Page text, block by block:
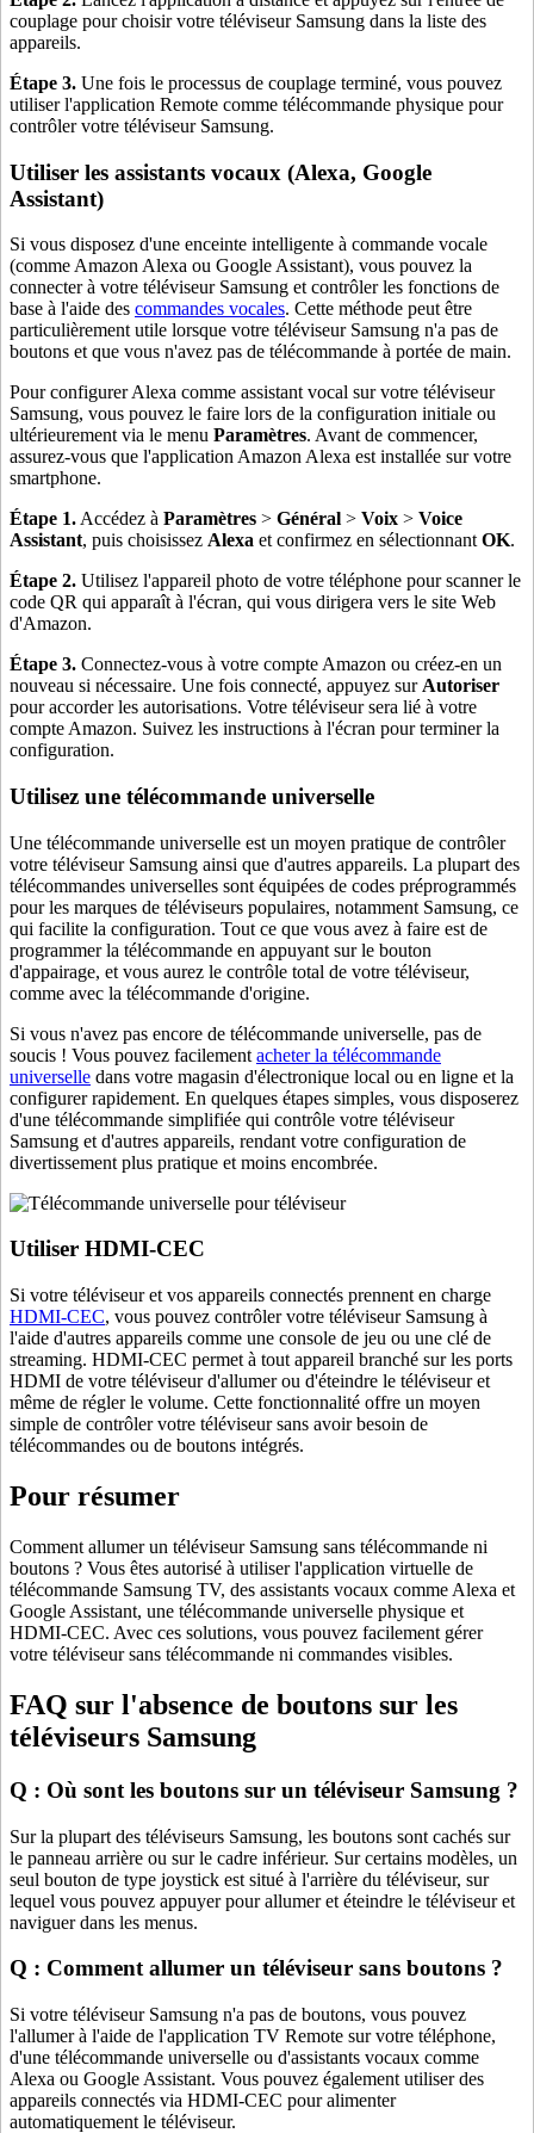
couplage pour choisir votre téléviseur Samsung dans la liste des
appareils.
Étape 3. Une fois le processus de couplage terminé, vous pouvez
utiliser l'application Remote comme télécommande physique pour
contrôler votre téléviseur Samsung.
Utiliser les assistants vocaux (Alexa, Google
Assistant)
Si vous disposez d'une enceinte intelligente à commande vocale
(comme Amazon Alexa ou Google Assistant), vous pouvez la
connecter à votre téléviseur Samsung et contrôler les fonctions de
base à l'aide des commandes vocales. Cette méthode peut être
particulièrement utile lorsque votre téléviseur Samsung n'a pas de
boutons et que vous n'avez pas de télécommande à portée de main.
Pour configurer Alexa comme assistant vocal sur votre téléviseur
Samsung, vous pouvez le faire lors de la configuration initiale ou
ultérieurement via le menu Paramètres. Avant de commencer,
assurez-vous que l'application Amazon Alexa est installée sur votre
smartphone.
Étape 1. Accédez à Paramètres > Général > Voix > Voice
Assistant, puis choisissez Alexa et confirmez en sélectionnant OK.
Étape 2. Utilisez l'appareil photo de votre téléphone pour scanner le
code QR qui apparaît à l'écran, qui vous dirigera vers le site Web
d'Amazon.
Étape 3. Connectez-vous à votre compte Amazon ou créez-en un
nouveau si nécessaire. Une fois connecté, appuyez sur Autoriser
pour accorder les autorisations. Votre téléviseur sera lié à votre
compte Amazon. Suivez les instructions à l'écran pour terminer la
configuration.
Utilisez une télécommande universelle
Une télécommande universelle est un moyen pratique de contrôler
votre téléviseur Samsung ainsi que d'autres appareils. La plupart des
télécommandes universelles sont équipées de codes préprogrammés
pour les marques de téléviseurs populaires, notamment Samsung, ce
qui facilite la configuration. Tout ce que vous avez à faire est de
programmer la télécommande en appuyant sur le bouton
d'appairage, et vous aurez le contrôle total de votre téléviseur,
comme avec la télécommande d'origine.
Si vous n'avez pas encore de télécommande universelle, pas de
soucis ! Vous pouvez facilement acheter la télécommande
universelle dans votre magasin d'électronique local ou en ligne et la
configurer rapidement. En quelques étapes simples, vous disposerez
d'une télécommande simplifiée qui contrôle votre téléviseur
Samsung et d'autres appareils, rendant votre configuration de
divertissement plus pratique et moins encombrée.
Utiliser HDMI-CEC
Si votre téléviseur et vos appareils connectés prennent en charge
HDMI-CEC, vous pouvez contrôler votre téléviseur Samsung à
l'aide d'autres appareils comme une console de jeu ou une clé de
streaming. HDMI-CEC permet à tout appareil branché sur les ports
HDMI de votre téléviseur d'allumer ou d'éteindre le téléviseur et
même de régler le volume. Cette fonctionnalité offre un moyen
simple de contrôler votre téléviseur sans avoir besoin de
télécommandes ou de boutons intégrés.
Pour résumer
Comment allumer un téléviseur Samsung sans télécommande ni
boutons ? Vous êtes autorisé à utiliser l'application virtuelle de
télécommande Samsung TV, des assistants vocaux comme Alexa et
Google Assistant, une télécommande universelle physique et
HDMI-CEC. Avec ces solutions, vous pouvez facilement gérer
votre téléviseur sans télécommande ni commandes visibles.
FAQ sur l'absence de boutons sur les
téléviseurs Samsung
Q : Où sont les boutons sur un téléviseur Samsung ?
Sur la plupart des téléviseurs Samsung, les boutons sont cachés sur
le panneau arrière ou sur le cadre inférieur. Sur certains modèles, un
seul bouton de type joystick est situé à l'arrière du téléviseur, sur
lequel vous pouvez appuyer pour allumer et éteindre le téléviseur et
naviguer dans les menus.
Q : Comment allumer un téléviseur sans boutons ?
Si votre téléviseur Samsung n'a pas de boutons, vous pouvez
l'allumer à l'aide de l'application TV Remote sur votre téléphone,
d'une télécommande universelle ou d'assistants vocaux comme
Alexa ou Google Assistant. Vous pouvez également utiliser des
appareils connectés via HDMI-CEC pour alimenter
automatiquement le téléviseur.